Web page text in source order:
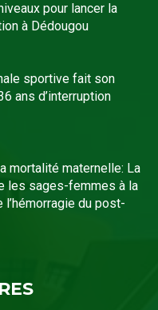
pour lancer la
à Dédougou
sportive fait son
ans d’interruption
mortalité maternelle: La
les sages-femmes à la
l’hémorragie du post-